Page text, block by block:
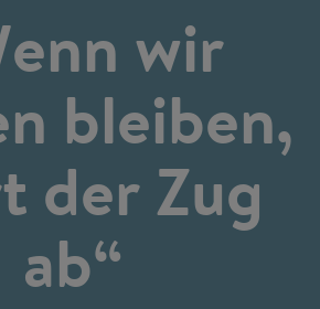
wir
bleiben,
der Zug
ab“